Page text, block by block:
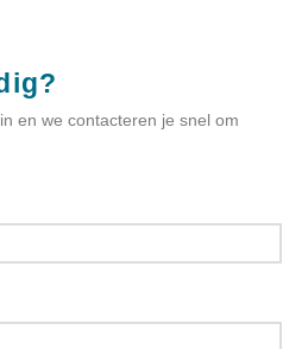
en we contacteren je snel om